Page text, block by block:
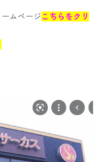
ムページこちらをクリ